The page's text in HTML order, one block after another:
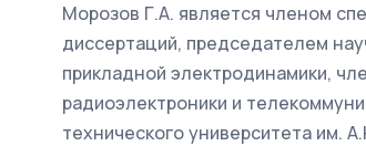
Морозов Г.А. является членом
диссертаций, председателем
прикладной электродинамики,
радиоэлектроники и
технического университета им.